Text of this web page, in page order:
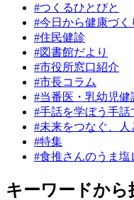
#つくるひとびと
#今日から健康づく
#住民健診
#図書館だより
#市役所窓口紹介
#市長コラム
#当番医・乳幼児健
#手話を学ぼう手話
#未来をつなぐ、人
#特集
#食推さんのうま塩
キーワードから